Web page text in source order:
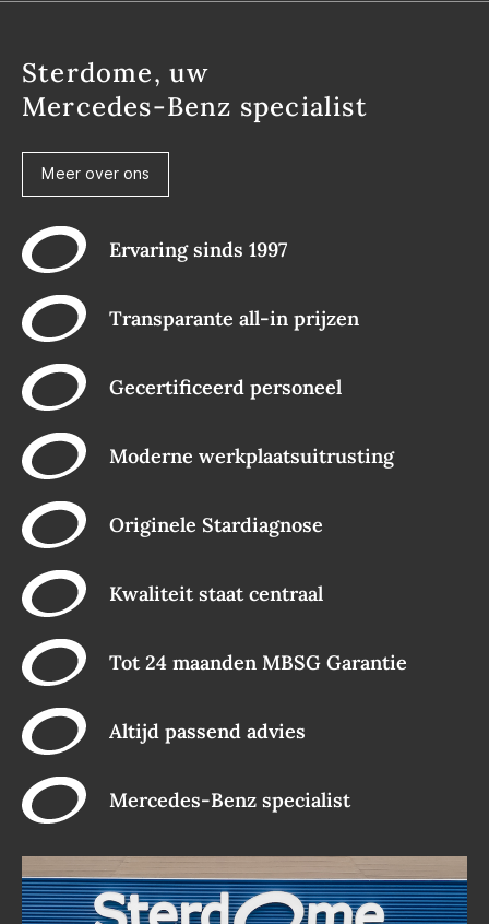
Sterdome, uw
Mercedes-Benz specialist
Meer over ons
Ervaring sinds 1997
Transparante all-in prijzen
Gecertificeerd personeel
Moderne werkplaatsuitrusting
Originele Stardiagnose
Kwaliteit staat centraal
Tot 24 maanden MBSG Garantie
Altijd passend advies
Mercedes-Benz specialist